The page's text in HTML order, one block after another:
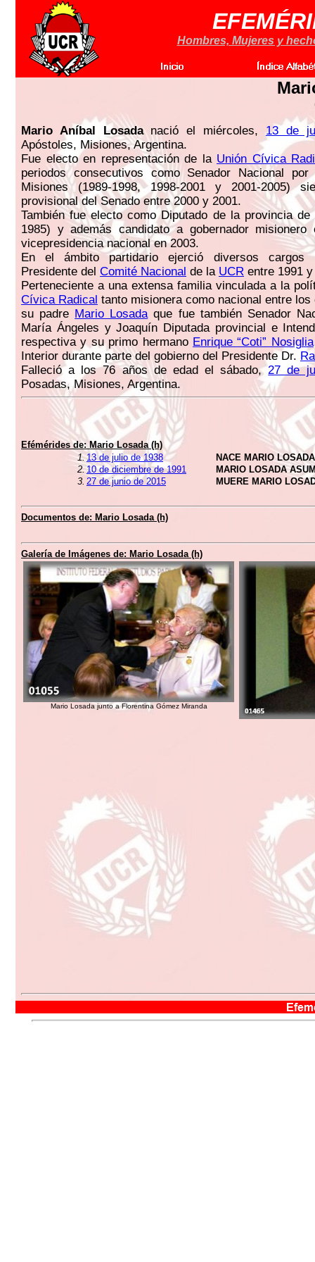
Hombres, Mujeres y
Mario Aníbal Losadanació el miércoles, 13 de
Apóstoles, Misiones, Argentina.
Fue electo en representación de la Unión Cívica
periodos consecutivos como Senador Nacional
Misiones (1989-1998, 1998-2001 y 2001-2005)
provisional del Senado entre 2000 y 2001.
También fue electo como Diputado de la provincia de
1985) y además candidato a gobernador
vicepresidencia nacional en 2003.
En el ámbito partidario ejerció diversos cargos
Presidente del Comité Nacional de la UCR entre 1991
Perteneciente a una extensa familia vinculada a la
Cívica Radical tanto misionera como nacional entre los
su padre Mario Losadaque fue también Senador
María Ángeles y Joaquín Diputada provincial e
respectiva y su primo hermano Enrique “Coti” Nosiglia
Interior durante parte del gobierno del Presidente Dr.
Falleció a los 76 años de edad el sábado,27 de
Posadas, Misiones, Argentina.
Efémérides de:Mario Losada (h)
1.13 de julio de 1938
NACE MARIO
2. 10 de diciembre de 1991
MARIO LOSADA
3. 27 de junio de 2015 MUERE MARIO
Documentos de: Mario Losada (h)
Galería de Imágenes de: Mario Losada (h)
Mario Losada junto a Florentina Gómez Miranda